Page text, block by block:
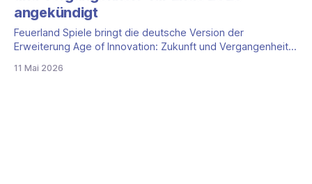
angekündigt
Feuerland Spiele bringt die deutsche Version der
Erweiterung Age of Innovation: Zukunft und Vergangenheit
Verlag das vierte Quartal 2026, ein konkretes Datum steht
11 Mai 2026